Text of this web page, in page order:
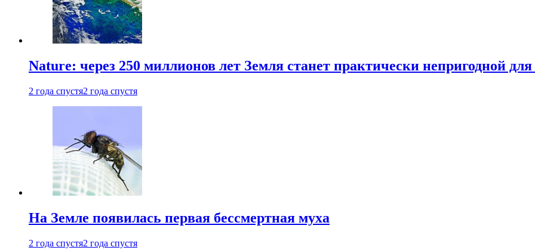
Nature: через 250 миллионов лет Земля станет практически непригодной
2 года спустя2 года спустя
На Земле появилась первая бессмертная муха
2 года спустя2 года спустя